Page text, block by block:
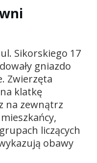
Sikorskiego 17
gniazdo
Zwierzęta
klatkę
na zewnątrz
liczących
obawy